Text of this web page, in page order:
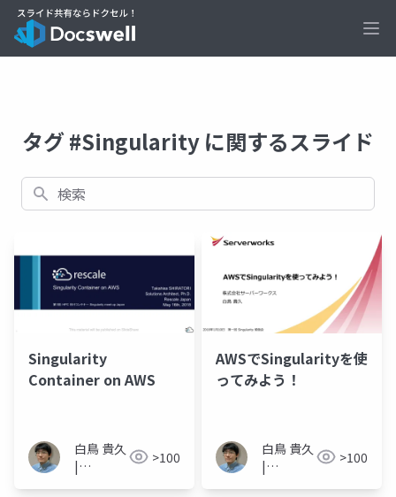
タグ #Singularity に関するスライド
検索
Singularity
Container on AWS
白鳥 貴久
|
>100
AWSでSingularityを使
ってみよう！
白鳥 貴久
|
>100